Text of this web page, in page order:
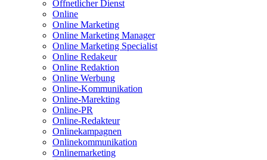
Öffnetlicher Dienst
Online
Online Marketing
Online Marketing Manager
Online Marketing Specialist
Online Redakeur
Online Redaktion
Online Werbung
Online-Kommunikation
Online-Marekting
Online-PR
Online-Redakteur
Onlinekampagnen
Onlinekommunikation
Onlinemarketing